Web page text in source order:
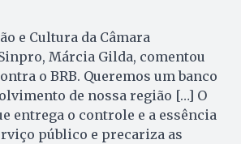
e Cultura da Câmara
Márcia Gilda, comentou
o BRB. Queremos um banco
de nossa região […] O
entrega o controle e a essência
público e precariza as